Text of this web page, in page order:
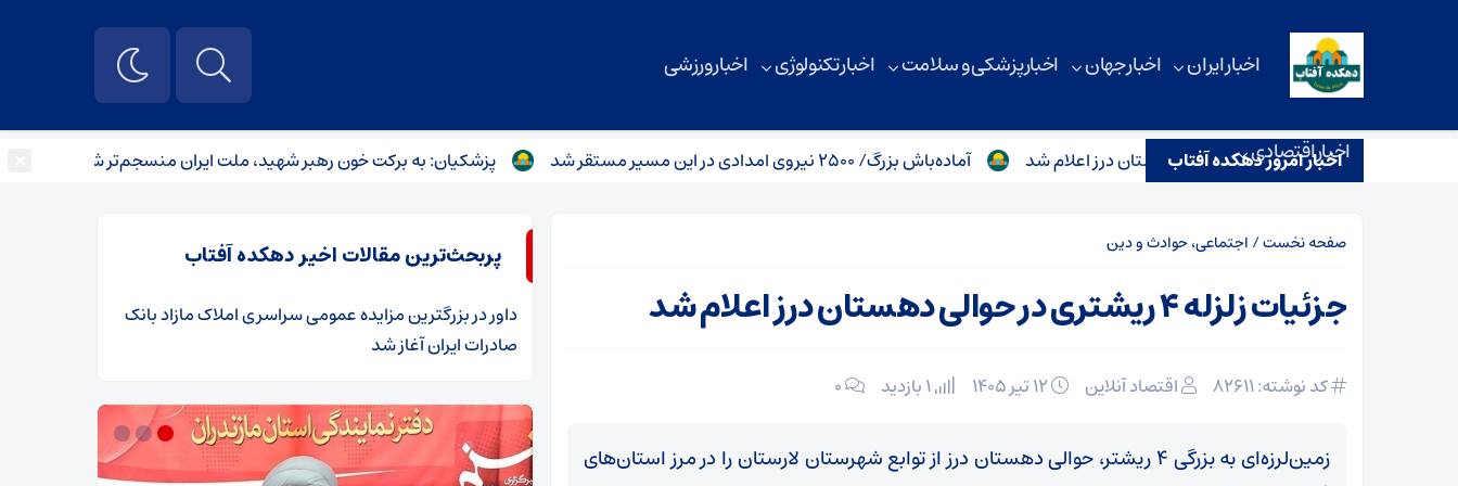
اخبار ایران اخبار جهان اخبار پزشکی و سلامت اخبار تکنولوژی اخبار ورزشی
اخبار اقتصادی
اخبار امروز دهکده آفتاب آماده‌باش بزرگ/ ۲۵۰۰ نیروی امدادی در این مسیر مستقر شد پزشکیان: به برکت خون رهبر شهید، ملت ایران منسجم‌تر شد
صفحه نخست/ اجتماعی، حوادث و دین
جزئیات زلزله ۴ ریشتری در حوالی دهستان درز اعلام شد
کد نوشته: 82611 اقتصاد آنلاین ۰
زمین‌لرزه‌ای به بزرگی ۴ ریشتر، حوالی دهستان درز از توابع شهرستان لارستان را در مرز استان‌های
پربحث‌ترین مقالات اخیر دهکده آفتاب
داوردر​بزرگترین مزایده عمومی سراسری املاک مازاد بانک
صادرات ایران آغاز شد